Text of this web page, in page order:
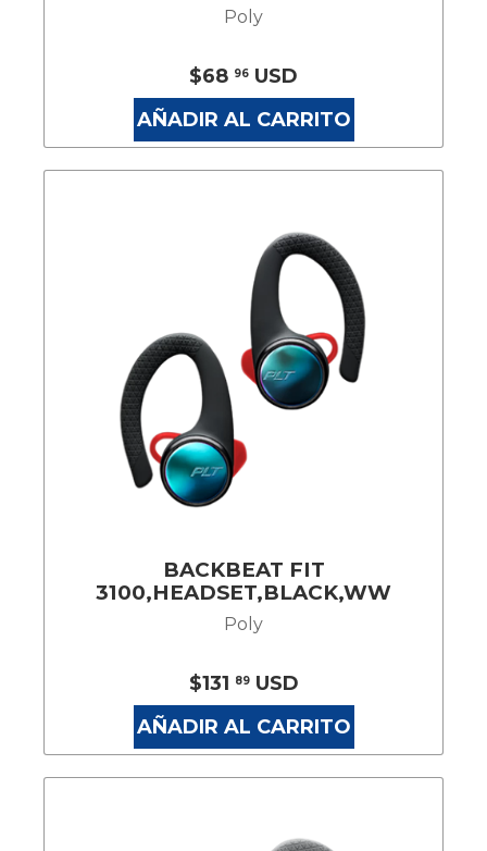
Poly
$68 96 USD
AÑADIR AL CARRITO
BACKBEAT FIT
3100,HEADSET,BLACK,WW
Poly
$131 89USD
AÑADIR AL CARRITO